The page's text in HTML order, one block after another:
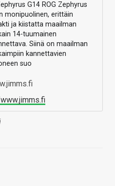
G14 ROG Zephyrus
monipuolinen, erittäin
ja kiistatta maailman
14-tuumainen
Siinä on maailman
kannettavien
suo